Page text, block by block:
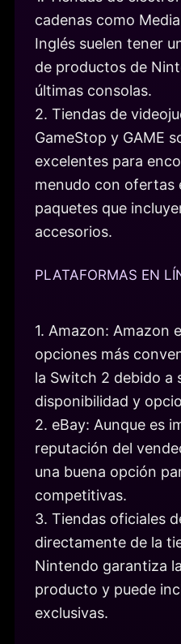
cadenas como
Inglés suelen tener
de productos de
últimas consolas.
2. Tiendas de
GameStop y GAME
excelentes para
menudo con ofertas
paquetes que
accesorios.
PLATAFORMAS EN
1. Amazon: Amazon
opciones más
la Switch 2 debido a
disponibilidad y
2. eBay: Aunque es
reputación del
una buena opción
competitivas.
3. Tiendas oficiales
directamente de la
Nintendo garantiza
producto y puede
exclusivas.